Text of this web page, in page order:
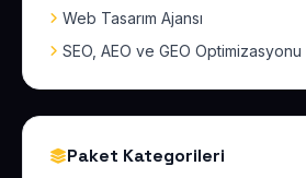
Web Tasarım Ajansı
SEO, AEO ve GEO Optimizasyonu
Paket Kategorileri